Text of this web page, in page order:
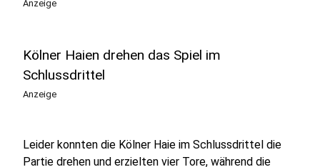
Anzeige
Kölner Haien drehen das Spiel im
Schlussdrittel
Anzeige
Leider konnten die Kölner Haie im Schlussdrittel die
Partie drehen und erzielten vier Tore, während die